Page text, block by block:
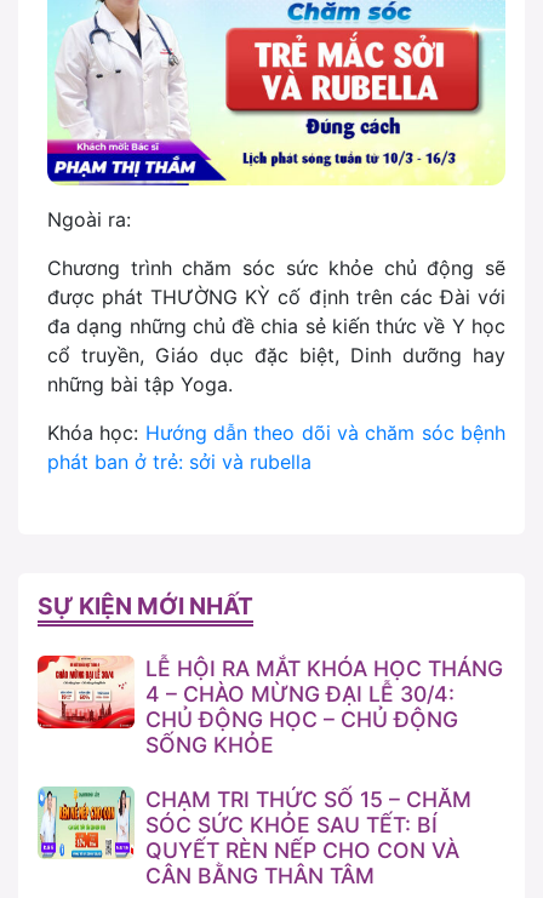
Ngoài ra:
Chương trình chăm sóc sức khỏe chủ động sẽ
được phát THƯỜNG KỲ cố định trên các Đài với
đa dạng những chủ đề chia sẻ kiến thức về Y học
cổ truyền, Giáo dục đặc biệt, Dinh dưỡng hay
những bài tập Yoga.
Khóa học: Hướng dẫn theo dõi và chăm sóc bệnh
phát ban ở trẻ: sởi và rubella
SỰ KIỆN MỚI NHẤT
LỄ HỘI RA MẮT KHÓA HỌC THÁNG
4 – CHÀO MỪNG ĐẠI LỄ 30/4:
CHỦ ĐỘNG HỌC – CHỦ ĐỘNG
SỐNG KHỎE
CHẠM TRI THỨC SỐ 15 – CHĂM
SÓC SỨC KHỎE SAU TẾT: BÍ
QUYẾT RÈN NẾP CHO CON VÀ
CÂN BẰNG THÂN TÂM